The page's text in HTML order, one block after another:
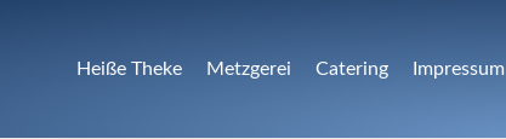
Heiße Theke Metzgerei Catering Impressum